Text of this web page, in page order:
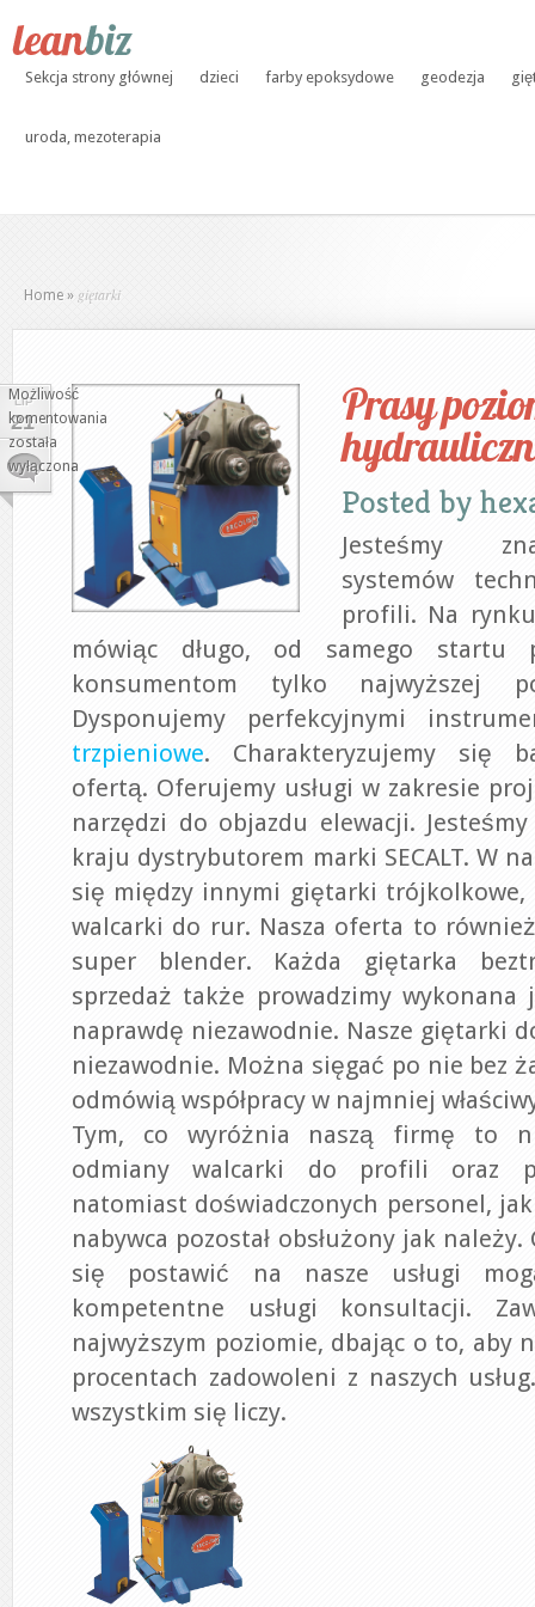
Sekcja strony głównej dzieci farby epoksydowe geodezja
uroda, mezoterapia
Home » giętarki
LIP
21
Możliwość
komentowania
Prasy
poziome
hydrauliczne
została
wyłączona
Prasy
Posted by
Jesteśmy
systemów
profili. Na
mówiąc długo, od samego startu
konsumentom tylko najwyższej
Dysponujemy perfekcyjnymi
trzpieniowe. Charakteryzujemy się
ofertą. Oferujemy usługi w zakresie
narzędzi do objazdu elewacji.
kraju dystrybutorem marki SECALT. W
się między innymi giętarki
walcarki do rur. Nasza oferta to
super blender. Każda giętarka
sprzedaż także prowadzimy wykonana
naprawdę niezawodnie. Nasze giętarki
niezawodnie. Można sięgać po nie bez
odmówią współpracy w najmniej
Tym, co wyróżnia naszą firmę to
odmiany walcarki do profili oraz
natomiast doświadczonych personel,
nabywca pozostał obsłużony jak
się postawić na nasze usługi
kompetentne usługi konsultacji.
najwyższym poziomie, dbając o to, aby
procentach zadowoleni z naszych
wszystkim się liczy.